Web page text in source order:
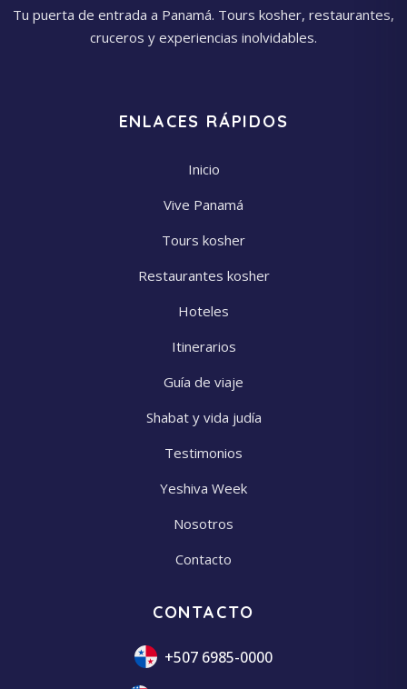
Tu puerta de entrada a Panamá. Tours kosher, restaurantes,
cruceros y experiencias inolvidables.
ENLACES RÁPIDOS
Inicio
Vive Panamá
Tours kosher
Restaurantes kosher
Hoteles
Itinerarios
Guía de viaje
Shabat y vida judía
Testimonios
Yeshiva Week
Nosotros
Contacto
CONTACTO
+507 6985-0000